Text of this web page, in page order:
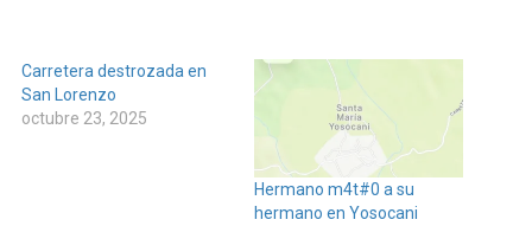
Carretera destrozada en
San Lorenzo
octubre 23, 2025
Hermano m4t#0 a su
hermano en Yosocani